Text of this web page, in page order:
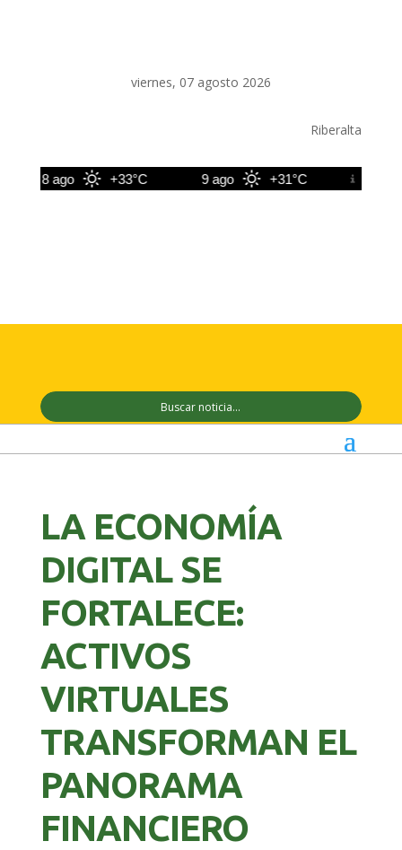
viernes, 07 agosto 2026
Riberalta
8 ago +33°C 9 ago +31°C 10 ago
LA ECONOMÍA
DIGITAL SE
FORTALECE:
ACTIVOS
VIRTUALES
TRANSFORMAN EL
PANORAMA
FINANCIERO